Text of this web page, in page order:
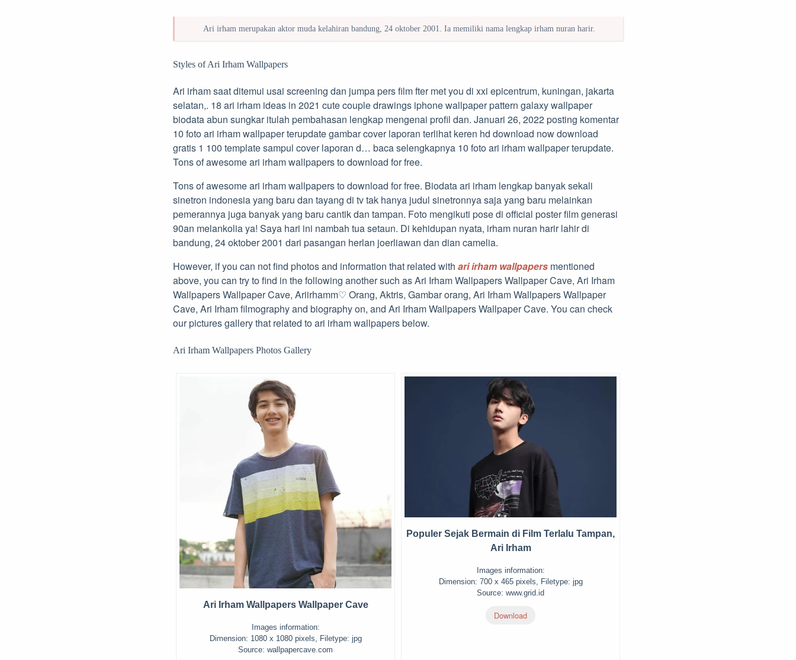
Ari irham merupakan aktor muda kelahiran bandung, 24 oktober 2001. Ia memiliki nama lengkap irham nuran harir.
Styles of Ari Irham Wallpapers
Ari irham saat ditemui usai screening dan jumpa pers film fter met you di xxi epicentrum, kuningan, jakarta
selatan,. 18 ari irham ideas in 2021 cute couple drawings iphone wallpaper pattern galaxy wallpaper
biodata abun sungkar itulah pembahasan lengkap mengenai profil dan. Januari 26, 2022 posting komentar
10 foto ari irham wallpaper terupdate gambar cover laporan terlihat keren hd download now download
gratis 1 100 template sampul cover laporan d… baca selengkapnya 10 foto ari irham wallpaper terupdate.
Tons of awesome ari irham wallpapers to download for free.
Tons of awesome ari irham wallpapers to download for free. Biodata ari irham lengkap banyak sekali
sinetron indonesia yang baru dan tayang di tv tak hanya judul sinetronnya saja yang baru melainkan
pemerannya juga banyak yang baru cantik dan tampan. Foto mengikuti pose di official poster film generasi
90an melankolia ya! Saya hari ini nambah tua setaun. Di kehidupan nyata, irham nuran harir lahir di
bandung, 24 oktober 2001 dari pasangan herlan joerliawan dan dian camelia.
However, if you can not find photos and information that related with ari irham wallpapers mentioned
above, you can try to find in the following another such as Ari Irham Wallpapers Wallpaper Cave, Ari Irham
Wallpapers Wallpaper Cave, Ariirhamm♡ Orang, Aktris, Gambar orang, Ari Irham Wallpapers Wallpaper
Cave, Ari Irham filmography and biography on, and Ari Irham Wallpapers Wallpaper Cave. You can check
our pictures gallery that related to ari irham wallpapers below.
Ari Irham Wallpapers Photos Gallery
Ari Irham Wallpapers Wallpaper Cave
Images information:
Dimension: 1080 x 1080 pixels, Filetype: jpg
Source: wallpapercave.com
Populer Sejak Bermain di Film Terlalu Tampan,
Ari Irham
Images information:
Dimension: 700 x 465 pixels, Filetype: jpg
Source: www.grid.id
Download